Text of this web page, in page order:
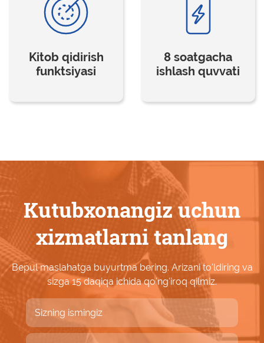
Kitob qidirish
funktsiyasi
8 soatgacha
ishlash quvvati
Kutubxonangiz uchun
xizmatlarni tanlang
Bepul maslahatga buyurtma bering. Arizani to'ldiring va
sizga 15 daqiqa ichida qo'ng'iroq qilmiz.